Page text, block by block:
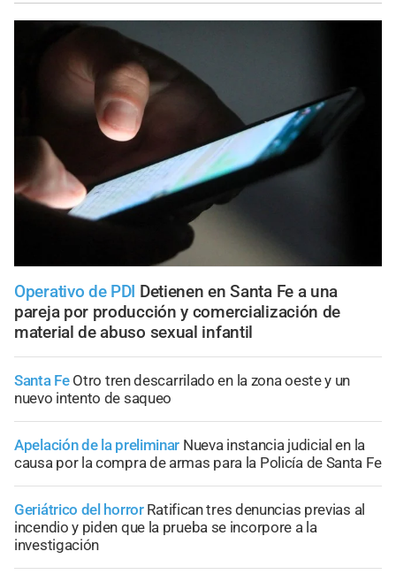
Operativo de PDI Detienen en Santa Fe a una
pareja por producción y comercialización de
material de abuso sexual infantil
Santa Fe Otro tren descarrilado en la zona oeste y un
nuevo intento de saqueo
Apelación de la preliminar Nueva instancia judicial en la
causa por la compra de armas para la Policía de Santa Fe
Geriátrico del horror Ratifican tres denuncias previas al
incendio y piden que la prueba se incorpore a la
investigación